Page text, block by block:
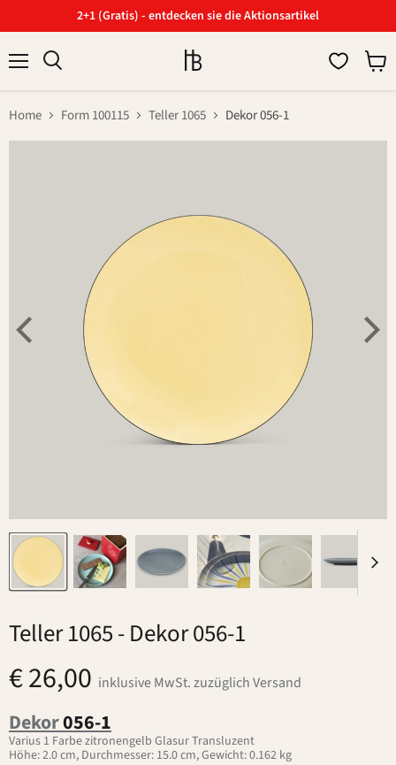
2+1 (Gratis) - entdecken sie die Aktionsartikel
Home Form 100115 Teller 1065 Dekor 056-1
Teller 1065- Dekor 056-1
€ 26,00 inklusive MwSt. zuzüglich Versand
Dekor056-1
Varius 1 Farbe zitronengelb Glasur Transluzent
Höhe: 2.0 cm, Durchmesser: 15.0 cm, Gewicht: 0.162 kg